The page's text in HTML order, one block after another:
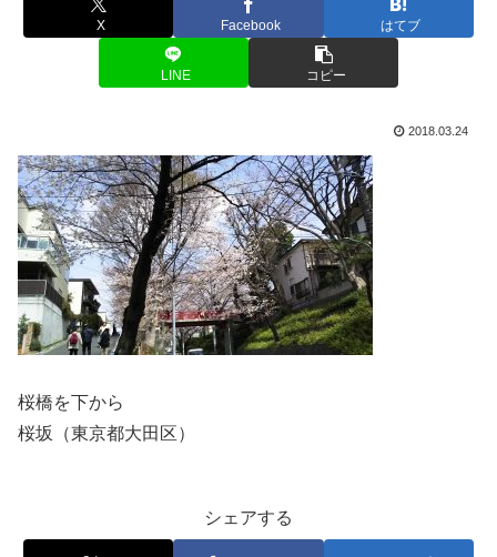
X Facebook はてブ
LINE コピー
2018.03.24
桜橋を下から
桜坂（東京都大田区）
シェアする